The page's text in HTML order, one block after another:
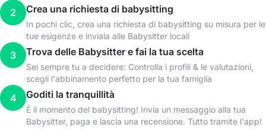
2 Crea una richiesta di babysitting
In pochi clic, crea una richiesta di babysitting su misura per le
tue esigenze e inviala alle Babysitter locali
3 Trova delle Babysitter e fai la tua scelta
Sei sempre tu a decidere: Controlla i profili & le valutazioni,
scegli l'abbinamento perfetto per la tua famiglia
4 Goditi la tranquillità
È il momento del babysitting! Invia un messaggio alla tua
Babysitter, paga e lascia una recensione. Tutto tramite l'app!